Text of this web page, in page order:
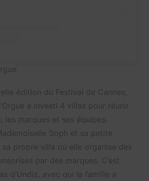
édition du Festival de Cannes,
a investi 4 villas pour réunir
les marques et ses équipes.
Soph et sa petite
propre villa où elle organise des
par des marques. C’est
d’Undiz, avec qui la famille a